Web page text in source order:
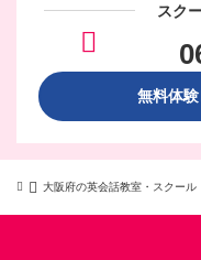
スク
無料体
大阪府の英会話教室・スクール